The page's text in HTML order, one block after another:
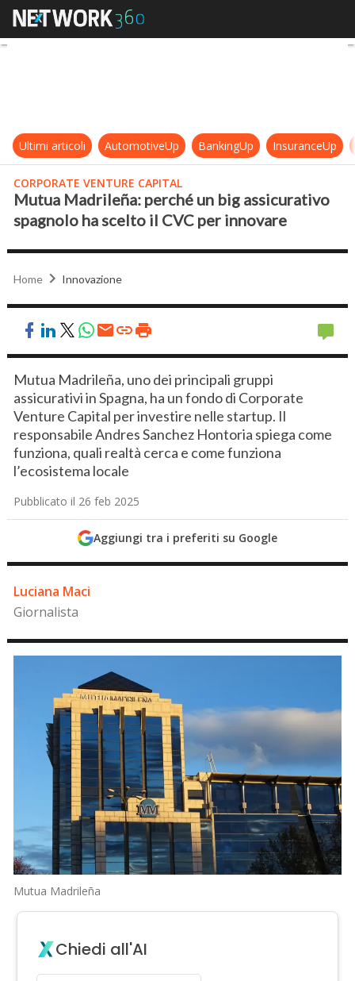
Mutua Madrileña: perché un big
Ultimi articoli AutomotiveUp BankingUp InsuranceUp
CORPORATE VENTURE CAPITAL
Mutua Madrileña: perché un big assicurativo
spagnolo ha scelto il CVC per innovare
Home Innovazione
Mutua Madrileña, uno dei principali gruppi
assicurativi in Spagna, ha un fondo di Corporate
Venture Capital per investire nelle startup. Il
responsabile Andres Sanchez Hontoria spiega come
funziona, quali realtà cerca e come funziona
l’ecosistema locale
Pubblicato il 26 feb 2025
Aggiungi tra i preferiti su Google
Luciana Maci
Giornalista
Mutua Madrileña
Chiedi all'AI